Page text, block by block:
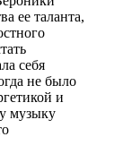
ее таланта,
себя
не было
и
музыку